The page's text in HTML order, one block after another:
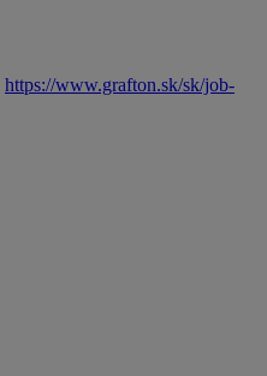
https://www.grafton.sk/sk/job-